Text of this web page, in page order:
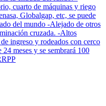
cuarto de máquinas y riego
Globalgap, etc, se puede
del mundo -Alejado de otros
cruzada. -Altos
ingreso y rodeados con cerco
meses y se sembrará 100